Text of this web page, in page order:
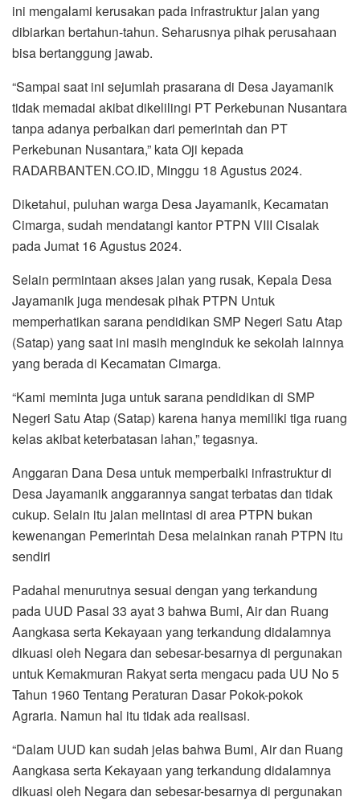
ini mengalami kerusakan pada infrastruktur jalan yang
dibiarkan bertahun-tahun. Seharusnya pihak perusahaan
bisa bertanggung jawab.
“Sampai saat ini sejumlah prasarana di Desa Jayamanik
tidak memadai akibat dikelilingi PT Perkebunan Nusantara
tanpa adanya perbaikan dari pemerintah dan PT
Perkebunan Nusantara,” kata Oji kepada
RADARBANTEN.CO.ID, Minggu 18 Agustus 2024.
Diketahui, puluhan warga Desa Jayamanik, Kecamatan
Cimarga, sudah mendatangi kantor PTPN VIII Cisalak
pada Jumat 16 Agustus 2024.
Selain permintaan akses jalan yang rusak, Kepala Desa
Jayamanik juga mendesak pihak PTPN Untuk
memperhatikan sarana pendidikan SMP Negeri Satu Atap
(Satap) yang saat ini masih menginduk ke sekolah lainnya
yang berada di Kecamatan Cimarga.
“Kami meminta juga untuk sarana pendidikan di SMP
Negeri Satu Atap (Satap) karena hanya memiliki tiga ruang
kelas akibat keterbatasan lahan,” tegasnya.
Anggaran Dana Desa untuk memperbaiki infrastruktur di
Desa Jayamanik anggarannya sangat terbatas dan tidak
cukup. Selain itu jalan melintasi di area PTPN bukan
kewenangan Pemerintah Desa melainkan ranah PTPN itu
sendiri
Padahal menurutnya sesuai dengan yang terkandung
pada UUD Pasal 33 ayat 3 bahwa Bumi, Air dan Ruang
Aangkasa serta Kekayaan yang terkandung didalamnya
dikuasi oleh Negara dan sebesar-besarnya di pergunakan
untuk Kemakmuran Rakyat serta mengacu pada UU No 5
Tahun 1960 Tentang Peraturan Dasar Pokok-pokok
Agraria. Namun hal itu tidak ada realisasi.
“Dalam UUD kan sudah jelas bahwa Bumi, Air dan Ruang
Aangkasa serta Kekayaan yang terkandung didalamnya
dikuasi oleh Negara dan sebesar-besarnya di pergunakan